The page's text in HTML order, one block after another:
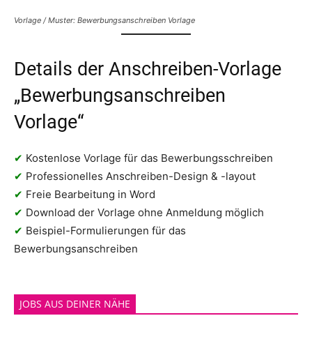
Vorlage / Muster: Bewerbungsanschreiben Vorlage
Details der Anschreiben-Vorlage
„Bewerbungsanschreiben
Vorlage“
✔ Kostenlose Vorlage für das Bewerbungsschreiben
✔ Professionelles Anschreiben-Design & -layout
✔ Freie Bearbeitung in Word
✔ Download der Vorlage ohne Anmeldung möglich
✔ Beispiel-Formulierungen für das
Bewerbungsanschreiben
JOBS AUS DEINER NÄHE